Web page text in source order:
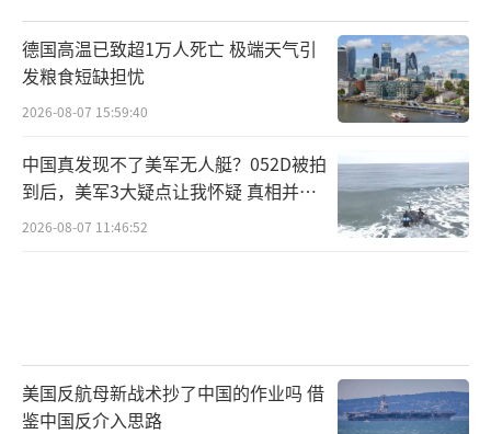
德国高温已致超1万人死亡 极端天气引
发粮食短缺担忧
2026-08-07 15:59:40
中国真发现不了美军无人艇？052D被拍
到后，美军3大疑点让我怀疑 真相并非
如此
2026-08-07 11:46:52
美国反航母新战术抄了中国的作业吗 借
鉴中国反介入思路